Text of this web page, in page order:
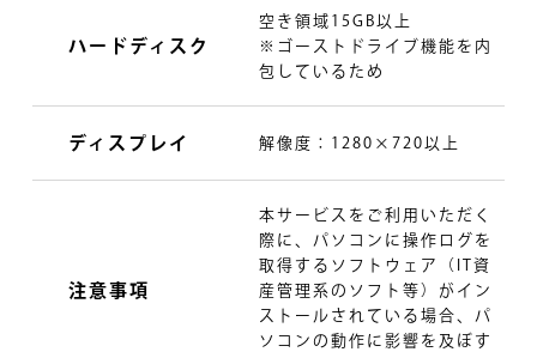
ハードディスク
空き領域15GB以上
※ゴーストドライブ機能を内
包しているため
ディスプレイ 解像度：1280×720以上
注意事項
本サービスをご利用いただく
際に、パソコンに操作ログを
取得するソフトウェア（IT資
産管理系のソフト等）がイン
ストールされている場合、パ
ソコンの動作に影響を及ぼす